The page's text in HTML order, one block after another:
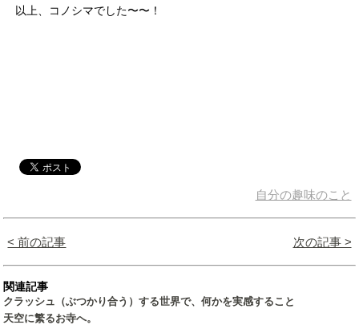
以上、コノシマでした〜〜！
自分の趣味のこと
< 前の記事 次の記事 >
関連記事
クラッシュ（ぶつかり合う）する世界で、何かを実感すること
天空に繁るお寺へ。